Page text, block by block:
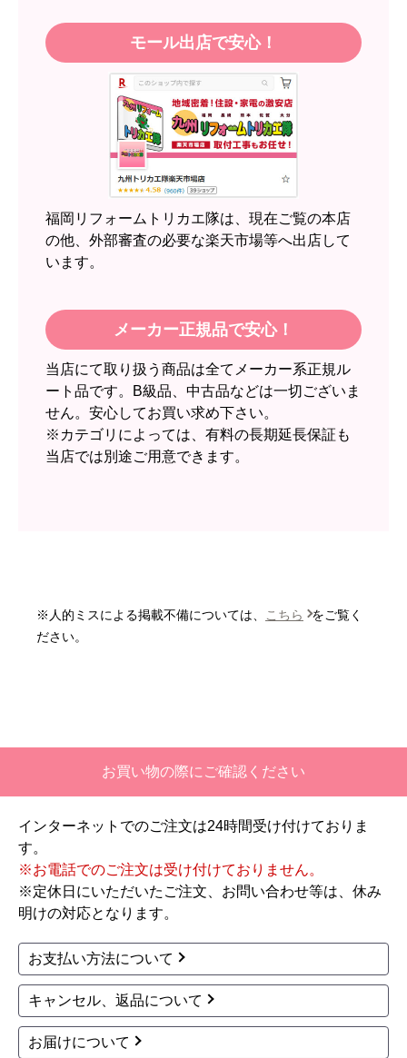
【注文商品】エアコン・クーラー 【注
文時期】2026年05月頃（モバイルから）
【このショップを選んだ理由は？】
近隣のショップでしっかりやってくれそうだった
【注文からどのくらいで届きましたか？】
【その他感想・コメント】
2026年6月30日 23:50
欲しい商品をスムーズに注文できましたか？
はい
ショップからの連絡や対応は適切でしたか？
無回答
予定の期日までに商品が届きましたか？
【注文からどのくらいで届きましたか？】
二週間ほどです。
【その他感想・コメント】
１．５点は、少々工事が雑。
過去の業者で一番最低。良かった点は、ただ一
つ、愛想が良かったこと。
なにかも分からない。少々不安である。
工事後は、初期設定や取り扱いの説明もなく、慌
てて引き上げる感じ。
モール出店で安心！
福岡リフォームトリカエ隊は、現在ご覧の本店
の他、外部審査の必要な楽天市場等へ出店して
います。
メーカー正規品で安心！
当店にて取り扱う商品は全てメーカー系正規ル
ート品です。B級品、中古品などは一切ございま
せん。安心してお買い求め下さい。
※カテゴリによっては、有料の長期延長保証も
当店では別途ご用意できます。
※人的ミスによる掲載不備については、 こちら
をご覧く
ださい。
お買い物の際にご確認ください
インターネットでのご注文は24時間受け付けておりま
す。
※お電話でのご注文は受け付けておりません。
※定休日にいただいたご注文、お問い合わせ等は、休み
明けの対応となります。
お支払い方法について
キャンセル、返品について
お届けについて